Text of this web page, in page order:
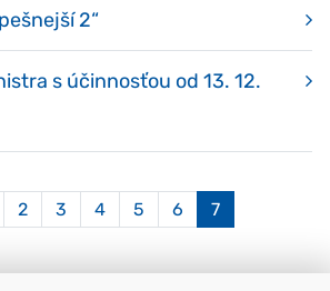
2“
s účinnosťou od 13. 12.
2 3 4 5 6 7Aktuálna
stránka